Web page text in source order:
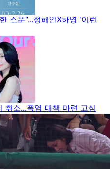
스푼"...정해인X하영 '이런
취소...폭염 대책 마련 고심